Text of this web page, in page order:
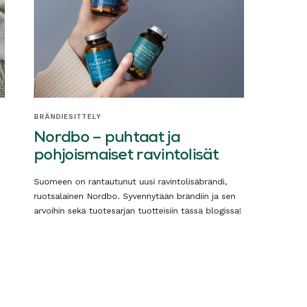
BRÄNDIESITTELY
Nordbo – puhtaat ja
pohjoismaiset ravintolisät
Suomeen on rantautunut uusi ravintolisäbrändi,
ruotsalainen Nordbo. Syvennytään brändiin ja sen
arvoihin sekä tuotesarjan tuotteisiin tässä blogissa!